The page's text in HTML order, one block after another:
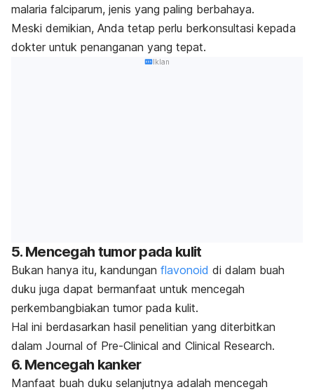
malaria falciparum, jenis yang paling berbahaya.
Meski demikian, Anda tetap perlu berkonsultasi kepada
dokter untuk penanganan yang tepat.
Iklan
5. Mencegah tumor pada kulit
Bukan hanya itu, kandungan flavonoid di dalam buah
duku juga dapat bermanfaat untuk mencegah
perkembangbiakan tumor pada kulit.
Hal ini berdasarkan hasil penelitian yang diterbitkan
dalam Journal of Pre-Clinical and Clinical Research.
6. Mencegah kanker
Manfaat buah duku selanjutnya adalah mencegah